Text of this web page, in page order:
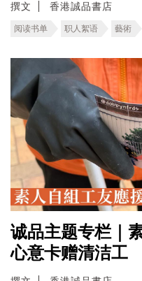
撰文 香港誠品書店
阅读书单 职人絮语 藝術
诚品主题专栏｜
心意卡赠清洁工